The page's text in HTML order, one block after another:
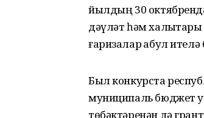
йылдың 30
дәүләт һәм халыҡтары
ғаризалар ҡабул
Был конкурста
муниципаль бюджет
төбәктәренән дә